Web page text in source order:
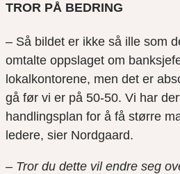
TROR PÅ BEDRING
– Så bildet er ikke så ille som
omtalte oppslaget om
lokalkontorene, men det er
gå før vi er på 50-50. Vi har
handlingsplan for å få større
ledere, sier Nordgaard.
– Tror du dette vil endre seg